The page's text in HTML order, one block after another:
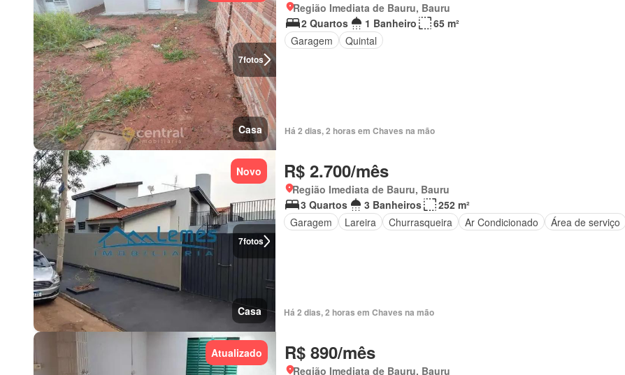
7fotos
Casa
Região Imediata de Bauru, Bauru
2 Quartos
1 Banheiro
65 m²
Garagem
Quintal
Há 2 dias, 2 horas em Chaves na mão
7fotos
Novo
Casa
R$ 2.700/mês
Região Imediata de Bauru, Bauru
3 Quartos
3 Banheiros
252 m²
Garagem
Lareira Churrasqueira Ar Condicionado Área de serviço
Há 2 dias, 2 horas em Chaves na mão
Atualizado R$ 890/mês
Região Imediata de Bauru, Bauru